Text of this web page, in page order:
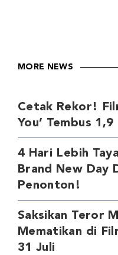
MORE NEWS
Cetak Rekor!
You’ Tembus
4 Hari Lebih
Brand New Day
Penonton!
Saksikan Teror
Mematikan di
31 Juli